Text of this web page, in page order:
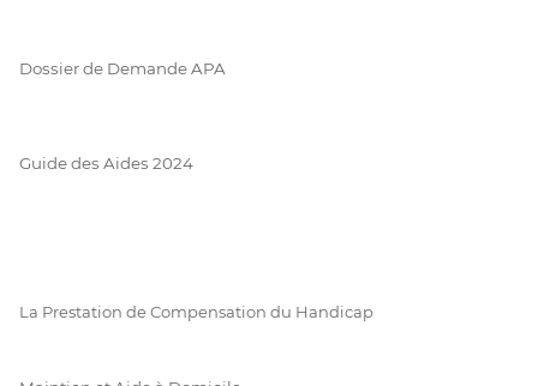
Dossier de Demande APA
Guide des Aides 2024
La Prestation de Compensation du Handicap